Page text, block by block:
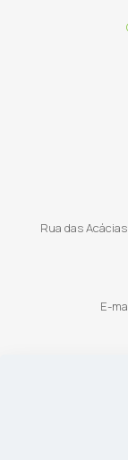
Rua das
E-